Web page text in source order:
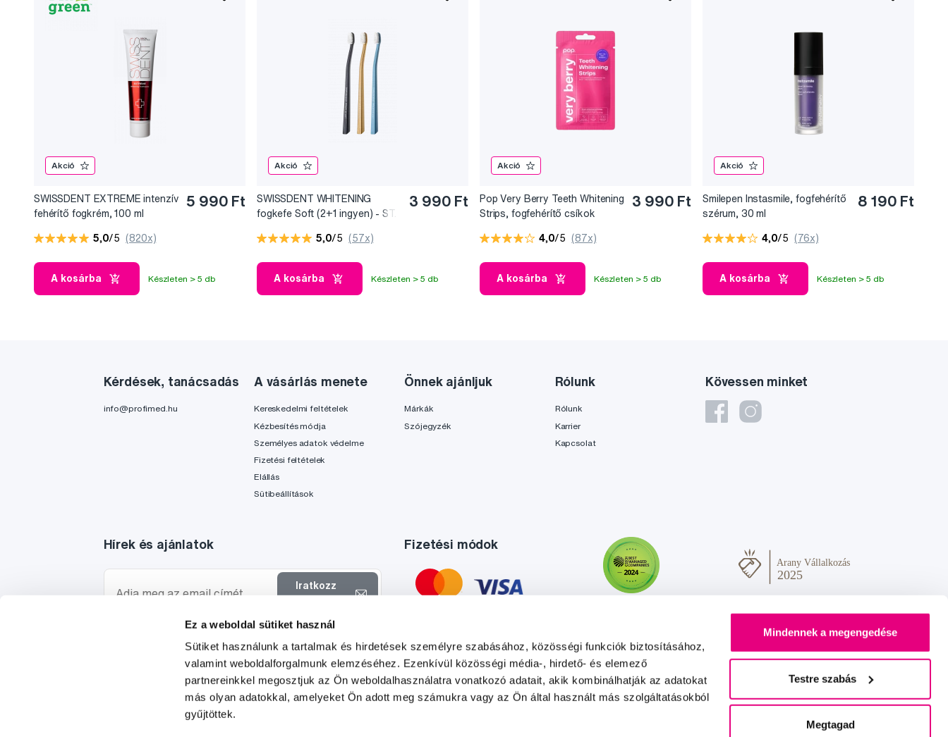
Ez a weboldal sütiket használ
Sütiket használunk a tartalmak és hirdetések személyre szabásához, közösségi funkciók biztosításához,
valamint weboldalforgalmunk elemzéséhez. Ezenkívül közösségi média-, hirdető- és elemező
partnereinkkel megosztjuk az Ön weboldalhasználatra vonatkozó adatait, akik kombinálhatják az adatokat
más olyan adatokkal, amelyeket Ön adott meg számukra vagy az Ön által használt más szolgáltatásokból
gyűjtöttek.
Mindennek a megengedése
Testre szabás
Megtagad
Akció
SWISSDENT EXTREME intenzív
fehérítő fogkrém, 100 ml
5 990 Ft
5,0/5 (820x)
A kosárba Készleten > 5 db
Akció
SWISSDENT WHITENING
fogkefe Soft (2+1 ingyen) - ST.
3 990 Ft
5,0/5 (57x)
A kosárba Készleten > 5 db
Akció
Pop Very Berry Teeth Whitening
Strips, fogfehérítő csíkok
3 990 Ft
4,0/5 (87x)
A kosárba Készleten > 5 db
Akció
Smilepen Instasmile, fogfehérítő
szérum, 30 ml
8 190 Ft
4,0/5 (76x)
A kosárba Készleten > 5 db
Kövessen minket
Kérdések, tanácsadás
info@profimed.hu
A vásárlás menete
Kereskedelmi feltételek
Kézbesítés módja
Személyes adatok védelme
Fizetési feltételek
Elállás
Sütibeállítások
Önnek ajánljuk
Márkák
Szójegyzék
Rólunk
Rólunk
Karrier
Kapcsolat
Hírek és ajánlatok
Iratkozz
Szeretnék tájékoztatást kapni a hírekről és ajánlatokról és
egyetértek a személyes
adataim feldolgozásával
Fizetési módok